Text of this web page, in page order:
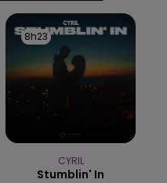
8h23
8h23
CYRIL
Stumblin' In